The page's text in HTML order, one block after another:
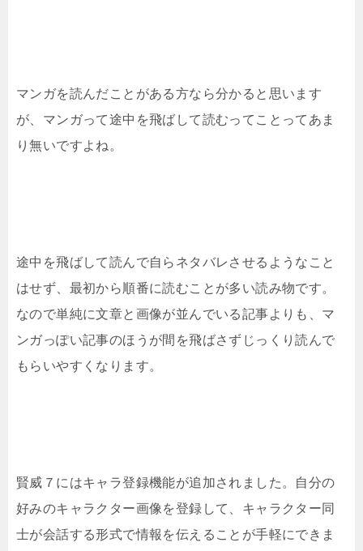
マンガを読んだことがある方なら分かると思います
が、マンガって途中を飛ばして読むってことってあま
り無いですよね。
途中を飛ばして読んで自らネタバレさせるようなこと
はせず、最初から順番に読むことが多い読み物です。
なので単純に文章と画像が並んでいる記事よりも、マ
ンガっぽい記事のほうが間を飛ばさずじっくり読んで
もらいやすくなります。
賢威７にはキャラ登録機能が追加されました。自分の
好みのキャラクター画像を登録して、キャラクター同
士が会話する形式で情報を伝えることが手軽にできま